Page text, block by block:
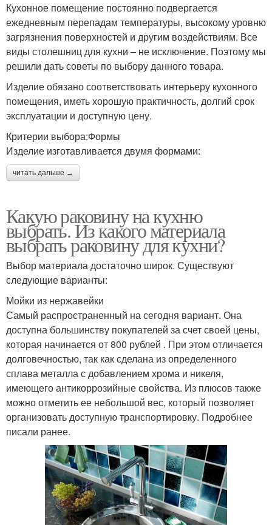
Кухонное помещение постоянно подвергается
ежедневным перепадам температуры, высокому уровню
загрязнения поверхностей и другим воздействиям. Все
виды столешниц для кухни – не исключение. Поэтому мы
решили дать советы по выбору данного товара.
Изделие обязано соответствовать интерьеру кухонного
помещения, иметь хорошую практичность, долгий срок
эксплуатации и доступную цену.
Критерии выбора:Формы
Изделие изготавливается двумя формами:
читать дальше →
Какую раковину на кухню
выбрать. Из какого материала
выбрать раковину для кухни?
Выбор материала достаточно широк. Существуют
следующие варианты:
Мойки из нержавейки
Самый распространенный на сегодня вариант. Она
доступна большинству покупателей за счет своей цены,
которая начинается от 800 рублей . При этом отличается
долговечностью, так как сделана из определенного
сплава металла с добавлением хрома и никеля,
имеющего антикоррозийные свойства. Из плюсов также
можно отметить ее небольшой вес, который позволяет
организовать доступную транспортировку. Подробнее
писали ранее.